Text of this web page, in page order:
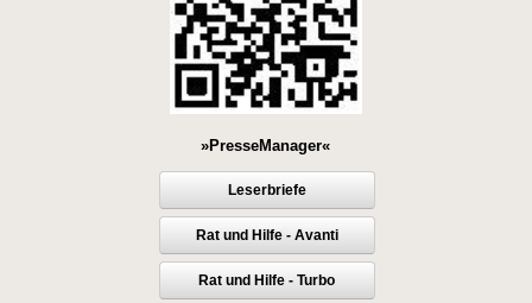
»PresseManager«
Leserbriefe
Rat und Hilfe - Avanti
Rat und Hilfe - Turbo